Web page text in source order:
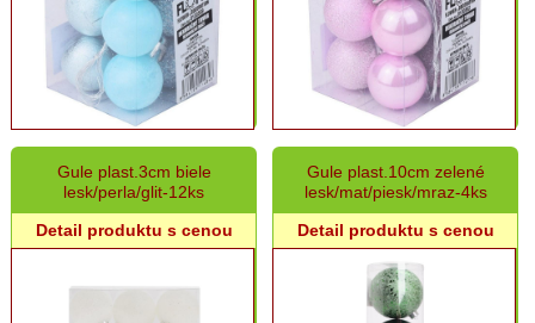
Gule plast.3cm biele
lesk/perla/glit-12ks
Detail produktu s cenou
Gule plast.10cm zelené
lesk/mat/piesk/mraz-4ks
Detail produktu s cenou